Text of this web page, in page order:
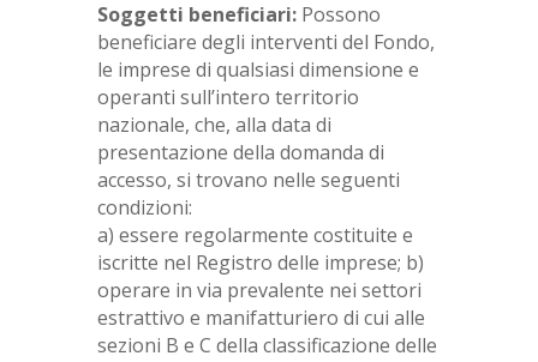
Soggetti beneficiari: Possono
beneficiare degli interventi del Fondo,
le imprese di qualsiasi dimensione e
operanti sull’intero territorio
nazionale, che, alla data di
presentazione della domanda di
accesso, si trovano nelle seguenti
condizioni:
a) essere regolarmente costituite e
iscritte nel Registro delle imprese; b)
operare in via prevalente nei settori
estrattivo e manifatturiero di cui alle
sezioni B e C della classificazione delle